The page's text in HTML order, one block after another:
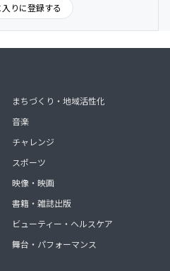
りに登録する
まちづくり・地域活性化
音楽
チャレンジ
スポーツ
映像・映画
書籍・雑誌出版
ビューティー・ヘルスケア
舞台・パフォーマンス